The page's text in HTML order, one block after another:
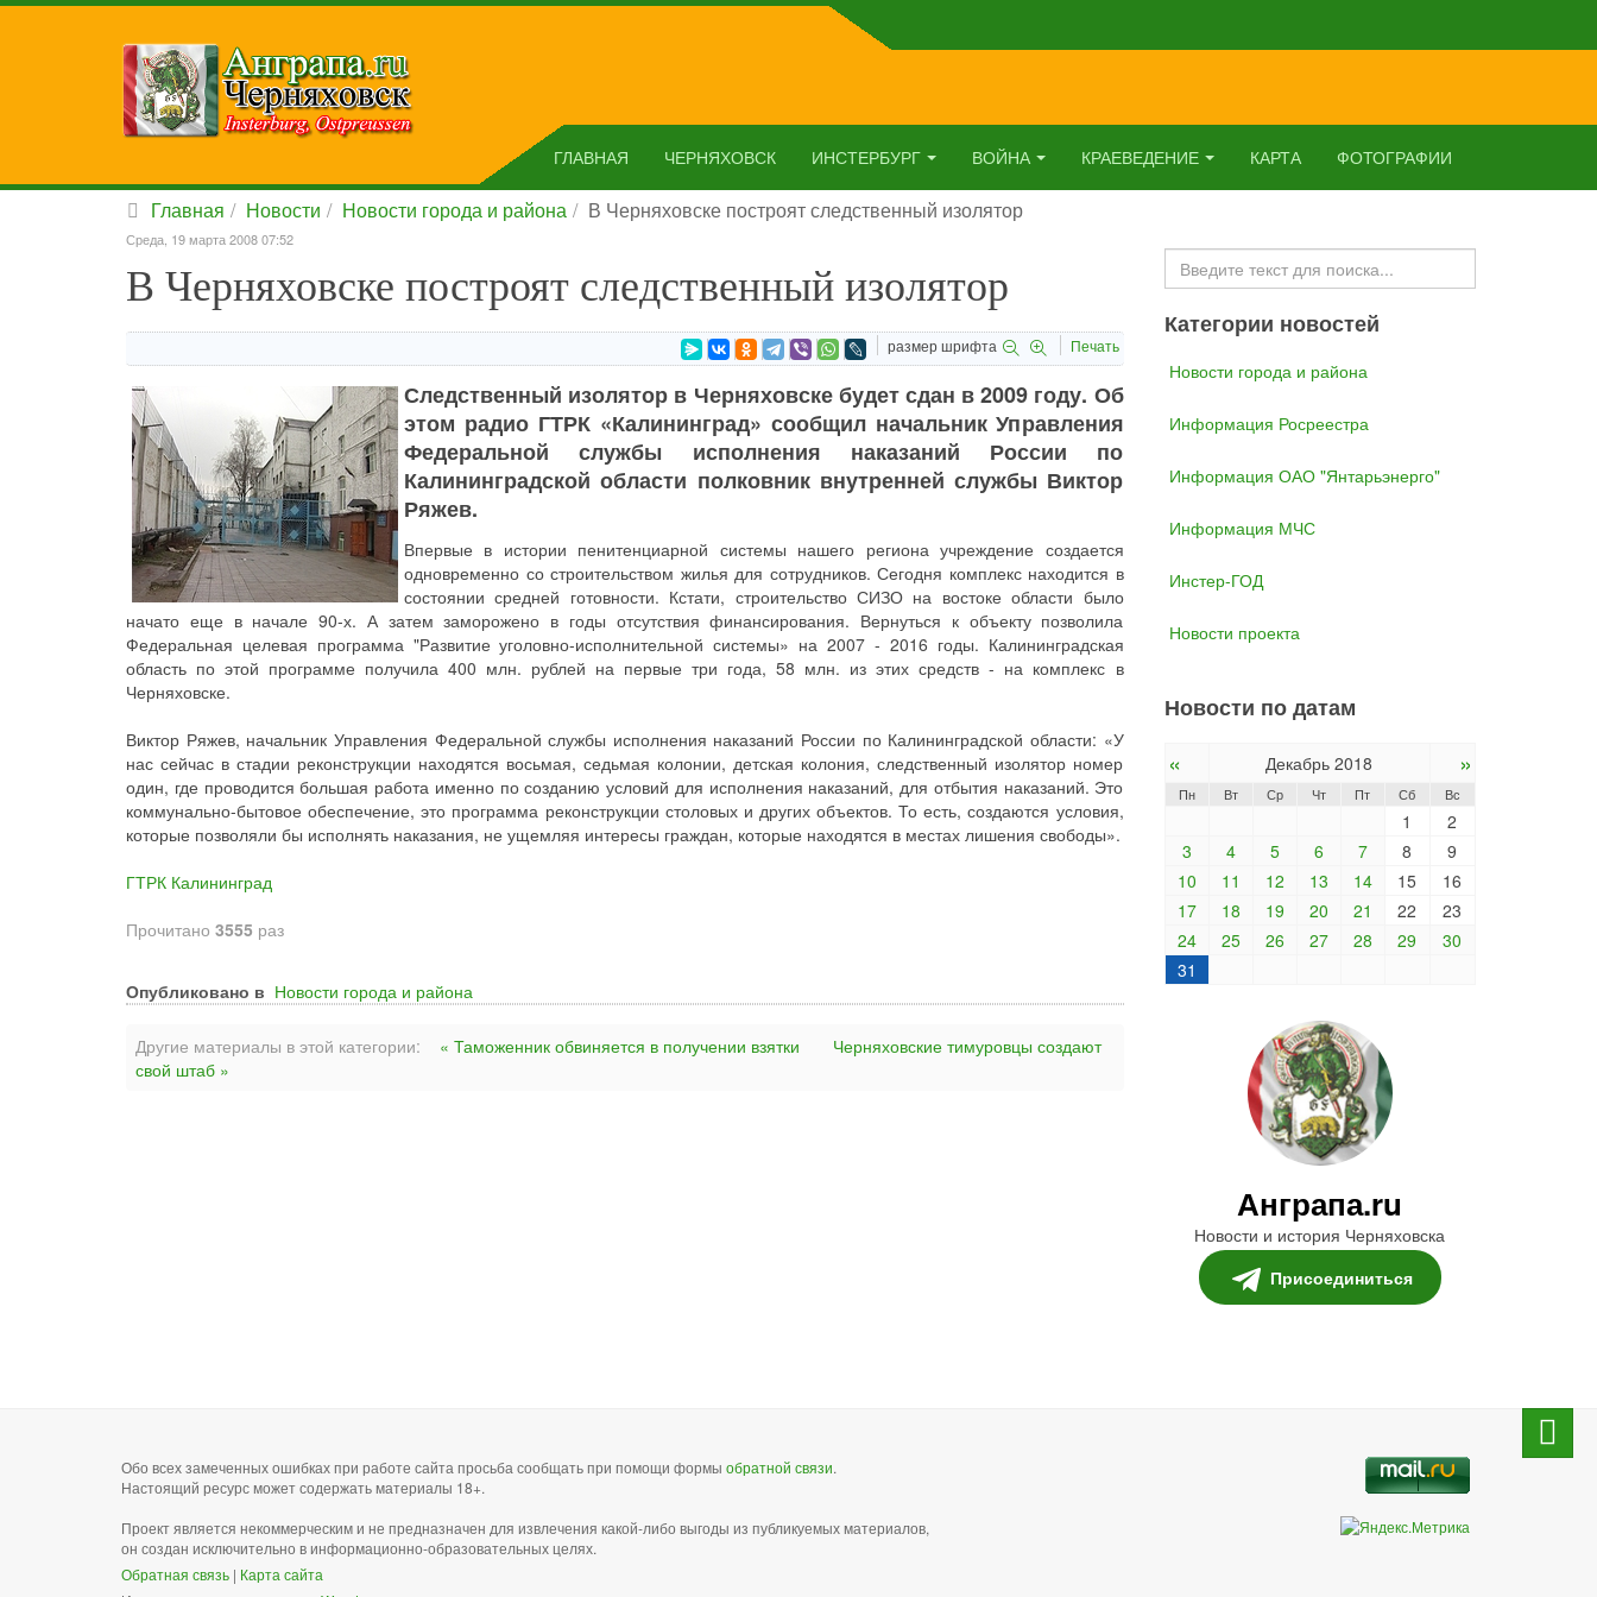
ГЛАВНАЯ ЧЕРНЯХОВСК ИНСТЕРБУРГ ВОЙНА КРАЕВЕДЕНИЕ КАРТА ФОТОГРАФИИ
Главная Новости Новости города и района В Черняховске построят следственный изолятор
Среда, 19 марта 2008 07:52
В Черняховске построят следственный изолятор
размер шрифта Печать
Следственный изолятор в Черняховске будет сдан в 2009 году. Об
этом радио ГТРК «Калининград» сообщил начальник Управления
Федеральной службы исполнения наказаний России по
Калининградской области полковник внутренней службы Виктор
Ряжев.
Впервые в истории пенитенциарной системы нашего региона учреждение создается
одновременно со строительством жилья для сотрудников. Сегодня комплекс находится в
состоянии средней готовности. Кстати, строительство СИЗО на востоке области было
начато еще в начале 90-х. А затем заморожено в годы отсутствия финансирования. Вернуться к объекту позволила
Федеральная целевая программа "Развитие уголовно-исполнительной системы» на 2007 - 2016 годы. Калининградская
область по этой программе получила 400 млн. рублей на первые три года, 58 млн. из этих средств - на комплекс в
Черняховске.
Виктор Ряжев, начальник Управления Федеральной службы исполнения наказаний России по Калининградской области: «У
нас сейчас в стадии реконструкции находятся восьмая, седьмая колонии, детская колония, следственный изолятор номер
один, где проводится большая работа именно по созданию условий для исполнения наказаний, для отбытия наказаний. Это
коммунально-бытовое обеспечение, это программа реконструкции столовых и других объектов. То есть, создаются условия,
которые позволяли бы исполнять наказания, не ущемляя интересы граждан, которые находятся в местах лишения свободы».
ГТРК Калининград
Прочитано 3555 раз
Опубликовано в Новости города и района
Другие материалы в этой категории: « Таможенник обвиняется в получении взятки
Черняховские тимуровцы создают
свой штаб »
Искать...
Категории новостей
Новости города и района
Информация Росреестра
Информация ОАО "Янтарьэнерго"
Информация МЧС
Инстер-ГОД
Новости проекта
Новости по датам
« Декабрь 2018 »
Пн Вт Ср Чт Пт Сб Вс
1
2
3
4 5 6 7 8
9
10
11 12 13 14 15
16
17
18 19 20 21 22
23
24
25 26 27 28 29
30
31
Анграпа.ru
Новости и история Черняховска
Присоединиться
Обо всех замеченных ошибках при работе сайта просьба сообщать при помощи формы обратной связи.
Настоящий ресурс может содержать материалы 18+.
Проект является некоммерческим и не предназначен для извлечения какой-либо выгоды из публикуемых материалов,
он создан исключительно в информационно-образовательных целях.
Обратная связь | Карта сайта